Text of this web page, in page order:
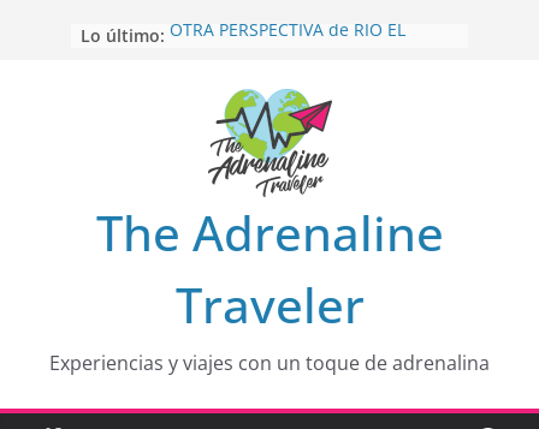
Lo último: OTRA PERSPECTIVA de RÍO EL
desde yo soy
Aprovechando que Wen tenía que
EL SENDERO DEL CACAO: Excelente
opción
HOSPEDAJE AL NATURALSHH !!
En
The Adrenaline
Traveler
Experiencias y viajes con un toque de adrenalina